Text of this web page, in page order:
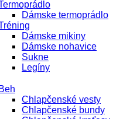
Dámske termoprádlo
Dámske mikiny
Dámske nohavice
Sukne
Legíny
Beh
Chlapčenské vesty
Chlapčenské bundy